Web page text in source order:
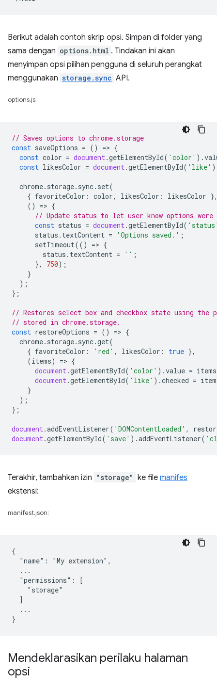
Berikut adalah contoh skrip opsi. Simpan di folder yang
sama dengan options.html . Tindakan ini akan
menyimpan opsi pilihan pengguna di seluruh perangkat
menggunakan storage.sync API.
options.js:
// Saves options to chrome.storage
const saveOptions = () => {
const color = document.getElementById( 'color' ).
const likesColor = document.getElementById( 'like'
chrome. storage. sync. set(
{ favoriteColor : color, likesColor : likesColor
()
=> {
// Update status to let user know options were
const status = document.getElementById(
status . textContent = 'Options saved.' ;
setTimeout(() => {
status . textContent = '' ;
},
750);
}
);
};
// Restores select box and checkbox state using the
// stored in chrome.storage.
const restoreOptions = () => {
chrome. storage. sync.get(
{ favoriteColor : 'red' , likesColor : true },
(items) => {
document.getElementById( 'color' ).value = items
document.getElementById( 'like' ).checked =
}
);
};
document.addEventListener( 'DOMContentLoaded' ,
document.getElementById( 'save' ).addEventListener(
Terakhir, tambahkan izin "storage" ke file manifes
ekstensi:
manifest.json:
{
  "name": "My extension",
  ...
  "permissions": [
    "storage"
  ]
  ...
Mendeklarasikan perilaku halaman
opsi